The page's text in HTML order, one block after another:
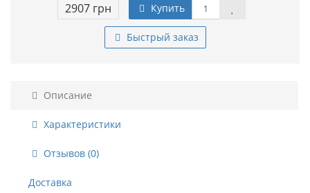
2907 грн Купить
Быстрый заказ
Описание
Характеристики
Отзывов (0)
Доставка